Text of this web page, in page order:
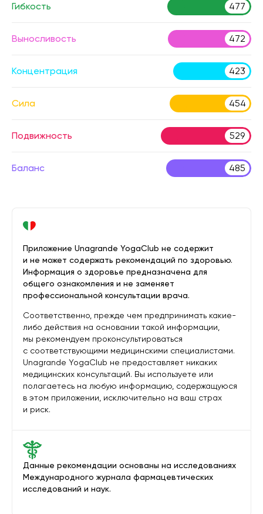
Гибкость 477
Выносливость 472
Концентрация 423
Сила 454
Подвижность 529
Баланс 485
Данные рекомендации основаны на исследованиях
Международного журнала фармацевтических
исследований и наук.
Приложение Unagrande YogaClub не содержит
и не может содержать рекомендаций по здоровью.
Информация о здоровье предназначена для
общего ознакомления и не заменяет
профессиональной консультации врача.
Соответственно, прежде чем предпринимать какие-
либо действия на основании такой информации,
мы рекомендуем проконсультироваться
с соответствующими медицинскими специалистами.
Unagrande YogaClub не предоставляет никаких
медицинских консультаций. Вы используете или
полагаетесь на любую информацию, содержащуюся
в этом приложении, исключительно на ваш страх
и риск.